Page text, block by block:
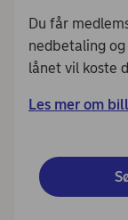
Du får
nedbetaling og
lånet vil koste
Les mer om